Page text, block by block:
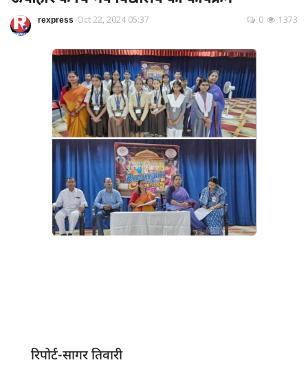
Terms & Conditions
रोजगार समाचार
About US
Privacy Policy
App verify
खेल
rexpress Oct 22, 2024 05:37 1373
0
रिपोर्ट-सागर तिवारी